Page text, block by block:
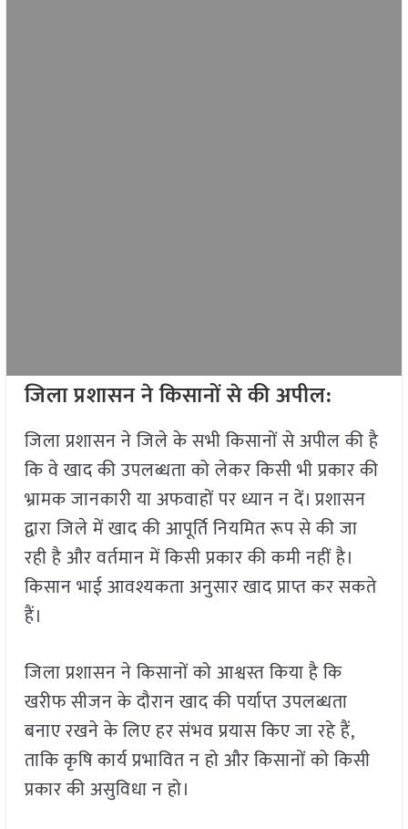
जिला प्रशासन ने किसानों से की अपील:
जिला प्रशासन ने जिले के सभी किसानों से अपील की है
कि वे खाद की उपलब्धता को लेकर किसी भी प्रकार की
भ्रामक जानकारी या अफवाहों पर ध्यान न दें। प्रशासन
द्वारा जिले में खाद की आपूर्ति नियमित रूप से की जा
रही है और वर्तमान में किसी प्रकार की कमी नहीं है।
किसान भाई आवश्यकता अनुसार खाद प्राप्त कर सकते
हैं।
जिला प्रशासन ने किसानों को आश्वस्त किया है कि
खरीफ सीजन के दौरान खाद की पर्याप्त उपलब्धता
बनाए रखने के लिए हर संभव प्रयास किए जा रहे हैं,
ताकि कृषि कार्य प्रभावित न हो और किसानों को किसी
प्रकार की असुविधा न हो।